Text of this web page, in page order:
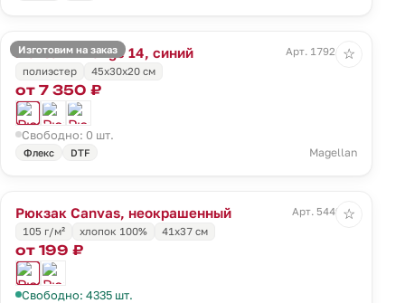
Изготовим на заказ
Рюкзак T Range 14, синий
Арт. 17924.40
полиэстер
45x30x20 см
от 7 350 ₽
Свободно: 0 шт.
Флекс DTF Magellan
☆
Рюкзак Canvas, неокрашенный
Арт. 5449.66
105 г/м²
хлопок 100% 41х37 см
от 199 ₽
Свободно: 4335 шт.
☆